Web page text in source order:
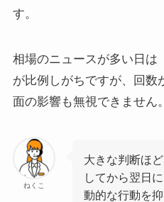
す。
相場のニュースが多い日は
が比例しがちですが、回数
面の影響も無視できません。
ねくこ
大きな判断ほ
してから翌日
動的な行動を